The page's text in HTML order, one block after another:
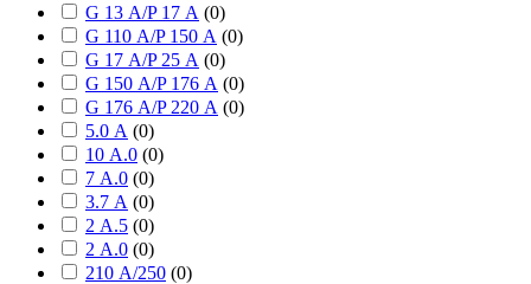
G 13 А/P 17 А (0)
G 110 А/P 150 А (0)
G 17 А/P 25 А (0)
G 150 А/P 176 А (0)
G 176 А/P 220 А (0)
5.0 А (0)
10 А.0 (0)
7 А.0 (0)
3.7 А (0)
2 А.5 (0)
2 А.0 (0)
210 А/250 (0)